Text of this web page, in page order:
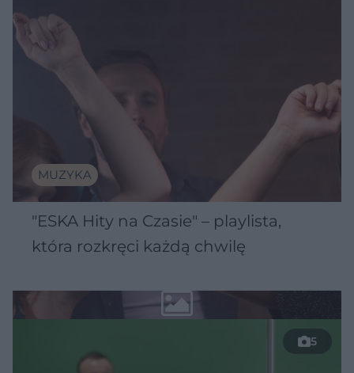
MUZYKA
"ESKA Hity na Czasie" – playlista,
która rozkręci każdą chwilę
5